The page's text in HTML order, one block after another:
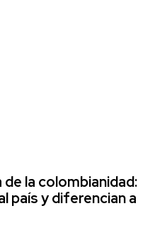
la colombianidad:
país y diferencian a